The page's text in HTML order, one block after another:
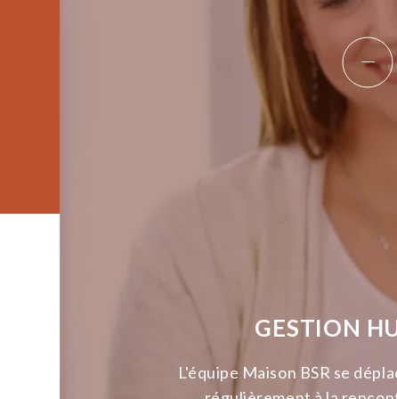
GESTION
L'équipe Maison BSR se